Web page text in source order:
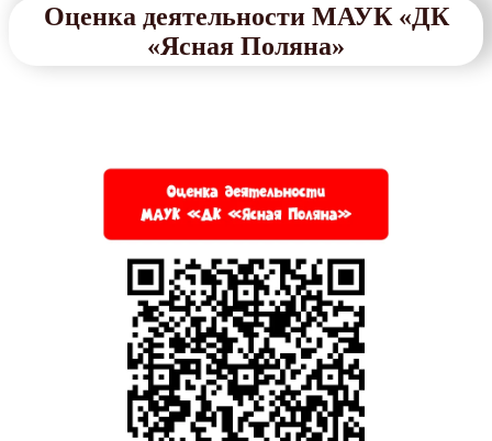
Оценка деятельности МАУК «ДК
«Ясная Поляна»